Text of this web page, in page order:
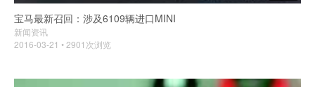
宝马最新召回：涉及6109辆进口MINI
新闻资讯
2016-03-21 • 2901次浏览